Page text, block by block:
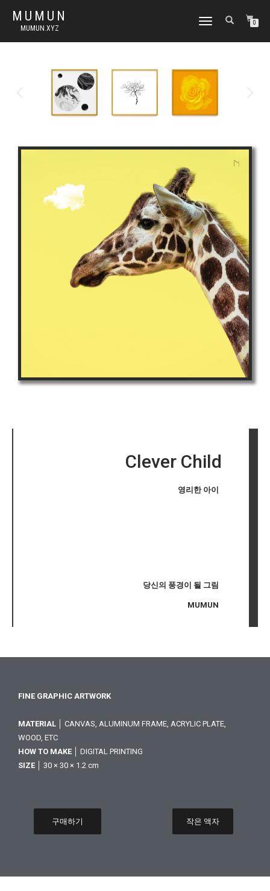
MUMUN
MUMUN.XYZ
토
내
게
이
션
0
Clever Child
영리한 아이
당신의 풍경이 될 그림
MUMUN
FINE GRAPHIC ARTWORK
MATERIAL │ CANVAS, ALUMINUM FRAME, ACRYLIC PLATE,
WOOD, ETC
HOW TO MAKE │ DIGITAL PRINTING
SIZE │ 30 × 30 × 1.2 cm
구매하기 작은 액자